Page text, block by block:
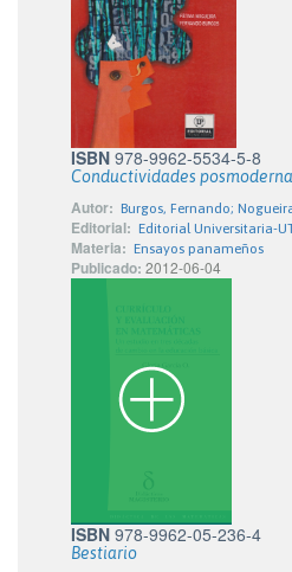
ISBN 978-9962-5534-5-8
Conductividades
Autor: Burgos, Fernando;
Editorial: Editorial Universitaria-
Materia: Ensayos panameños
Publicado: 2012-06-04
ISBN 978-9962-05-236-4
Bestiario